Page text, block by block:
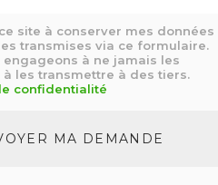
site à conserver mes données
transmises via ce formulaire.
engageons à ne jamais les
les transmettre à des tiers.
confidentialité
MA DEMANDE